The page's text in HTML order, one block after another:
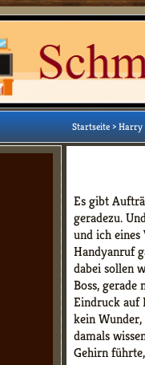
Startseite> Harry
Es gibt
geradezu.
und ich
Handyanruf
dabei sollen
Boss,
Eindruck auf
kein
damals
Gehirn